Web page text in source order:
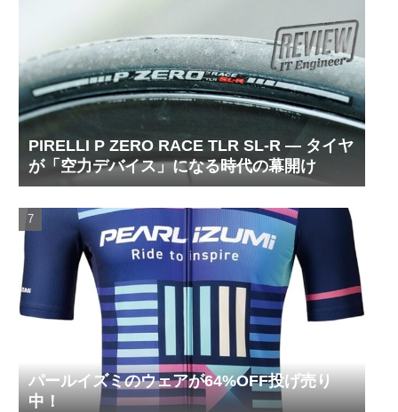
PIRELLI P ZERO RACE TLR SL-R ― タイヤ
が「空力デバイス」になる時代の幕開け
パールイズミのウェアが64%OFF投げ売り
中！